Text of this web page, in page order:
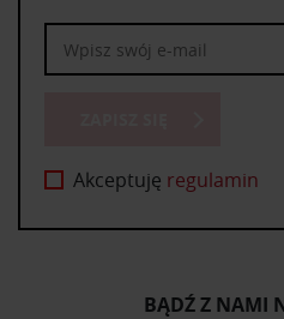
Akceptuję regulamin
BĄDŹ Z NAMI